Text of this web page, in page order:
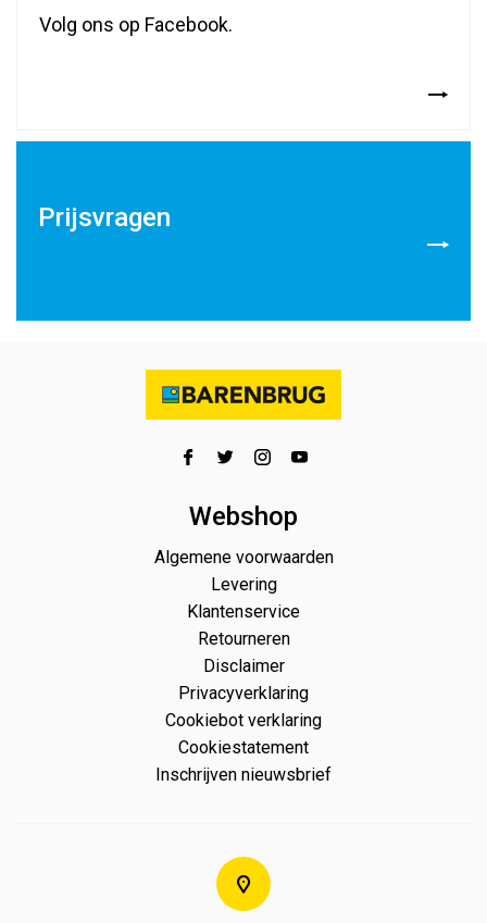
Volg ons op Facebook.
Prijsvragen
Webshop
Algemene voorwaarden
Levering
Klantenservice
Retourneren
Disclaimer
Privacyverklaring
Cookiebot verklaring
Cookiestatement
Inschrijven nieuwsbrief